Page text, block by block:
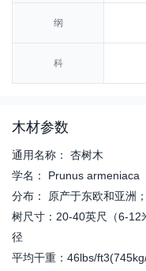
纲
科
木材参数
通用名称： 杏树木
学名： Prunus armeniaca
分布： 原产于东欧和亚洲
树尺寸：20-40英尺（6-12
径
平均干重：46lbs/